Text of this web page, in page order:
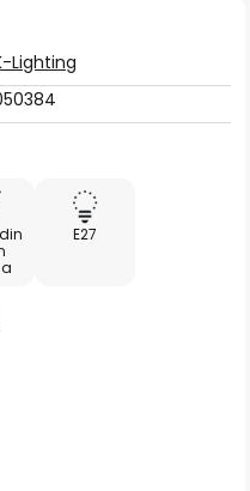
Lighting
E27